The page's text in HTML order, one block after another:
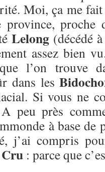
Moi, ça me
proche
Lelong (décédé
assez bien
l’on trouve
dans les
Si vous ne
peu près
à base de
j’ai compris
: parce que